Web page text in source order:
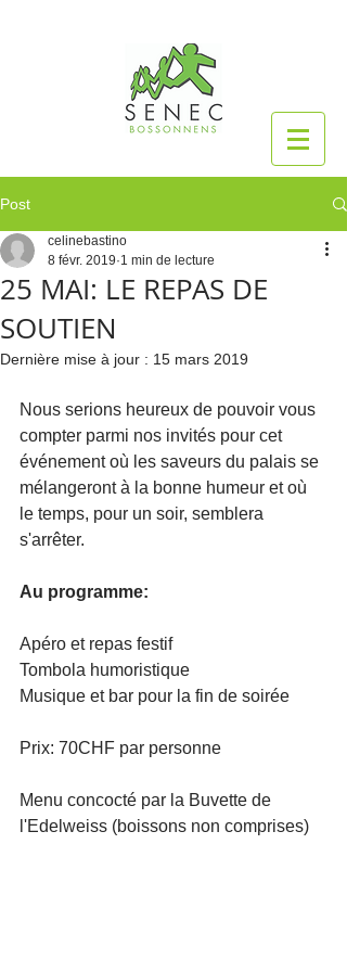
Post
25 MAI: LE REPAS DE
SOUTIEN
celinebastino
8 févr. 2019 1 min de lecture
Dernière mise à jour : 15 mars 2019
Nous serions heureux de pouvoir vous
compter parmi nos invités pour cet
événement où les saveurs du palais se
mélangeront à la bonne humeur et où
le temps, pour un soir, semblera
s'arrêter.
Au programme:
Apéro et repas festif
Tombola humoristique
Musique et bar pour la fin de soirée
Prix: 70CHF par personne
Menu concocté par la Buvette de
l'Edelweiss (boissons non comprises)